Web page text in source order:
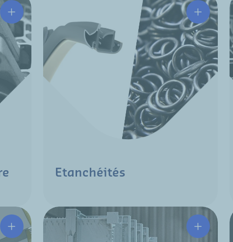
Etanchéités